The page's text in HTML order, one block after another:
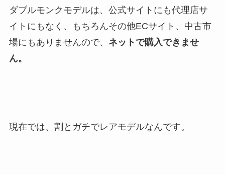
ダブルモンクモデルは、公式サイトにも代理店サ
イトにもなく、もちろんその他ECサイト、中古市
場にもありませんので、 ネットで購入できませ
ん。
現在では、割とガチでレアモデルなんです。